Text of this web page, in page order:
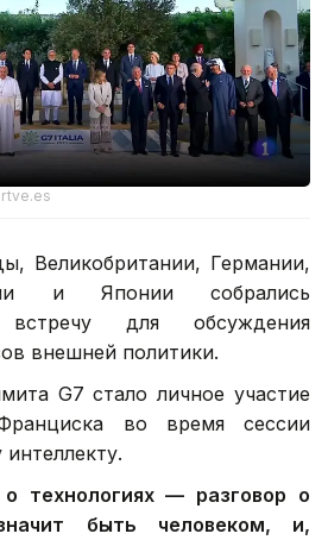
Великобритании, Германии,
и Японии собрались
для обсуждения
внешней политики.
G7 стало личное участие
во время сессии
технологиях — разговор о
быть человеком, и,